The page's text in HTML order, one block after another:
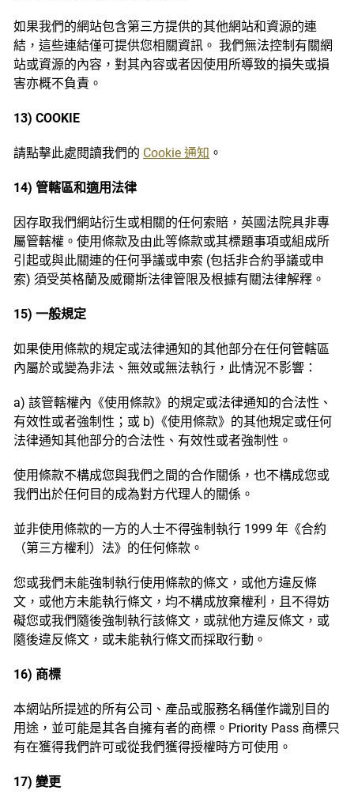
如果我們的網站包含第三方提供的其他網站和資源的連
結，這些連結僅可提供您相關資訊。 我們無法控制有關網
站或資源的內容，對其內容或者因使用所導致的損失或損
害亦概不負責。
13) COOKIE
請點擊此處閱讀我們的 Cookie 通知 。
14) 管轄區和適用法律
因存取我們網站衍生或相關的任何索賠，英國法院具非專
屬管轄權。使用條款及由此等條款或其標題事項或組成所
引起或與此關連的任何爭議或申索 (包括非合約爭議或申
索) 須受英格蘭及威爾斯法律管限及根據有關法律解釋。
15) 一般規定
如果使用條款的規定或法律通知的其他部分在任何管轄區
內屬於或變為非法、無效或無法執行，此情況不影響：
a) 該管轄權內《使用條款》的規定或法律通知的合法性、
有效性或者強制性；或 b)《使用條款》的其他規定或任何
法律通知其他部分的合法性、有效性或者強制性。
使用條款不構成您與我們之間的合作關係，也不構成您或
我們出於任何目的成為對方代理人的關係。
並非使用條款的一方的人士不得強制執行 1999 年《合約
（第三方權利）法》的任何條款。
您或我們未能強制執行使用條款的條文，或他方違反條
文，或他方未能執行條文，均不構成放棄權利，且不得妨
礙您或我們隨後強制執行該條文，或就他方違反條文，或
隨後違反條文，或未能執行條文而採取行動。
16) 商標
本網站所提述的所有公司、產品或服務名稱僅作識別目的
用途，並可能是其各自擁有者的商標。Priority Pass 商標只
有在獲得我們許可或從我們獲得授權時方可使用。
17) 變更